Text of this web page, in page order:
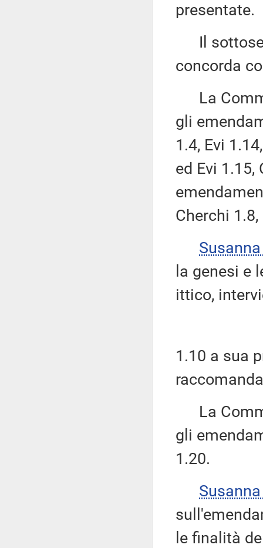
presentate.
Il
concorda
La
gli
1.4, Evi
ed Evi 1.15,
Cherchi
la genesi e
ittico,
1.10 a sua
La
gli
1.20.
le finalità